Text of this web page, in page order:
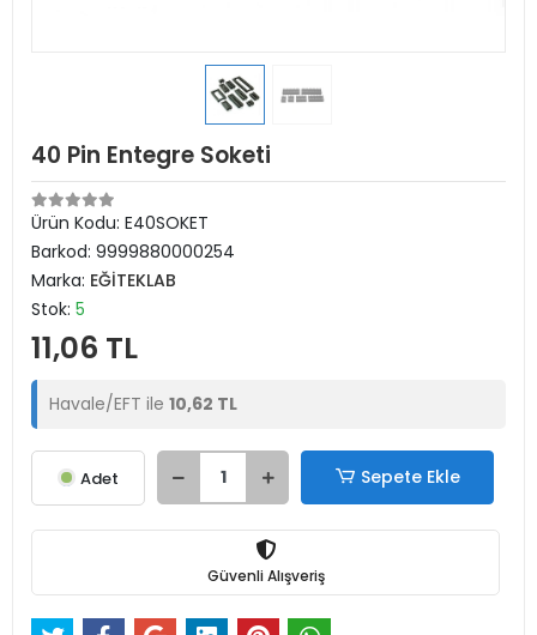
40 Pin Entegre Soketi
Ürün Kodu: E40SOKET
Barkod: 9999880000254
Marka: EĞİTEKLAB
Stok: 5
11,06 TL
Havale/EFT ile 10,62 TL
Adet Sepete Ekle
Güvenli Alışveriş